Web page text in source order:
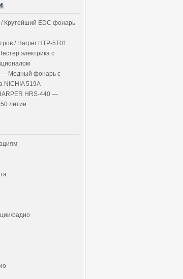
Крутейший EDC фонарь
/ Harper HTP-5T01
электрика с
— Медный фонарь с
NICHIA 519A
HRS-440 —
литии.
радио